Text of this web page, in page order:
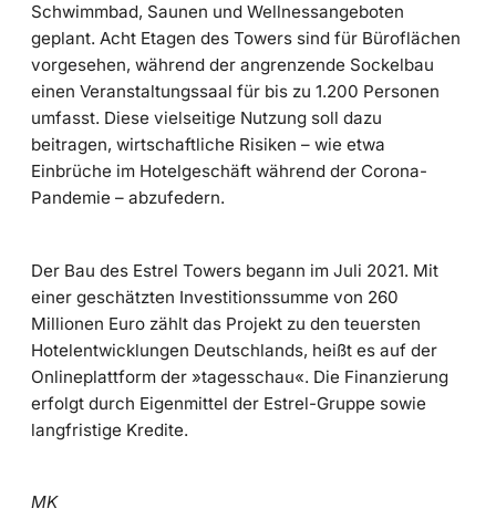
Schwimmbad, Saunen und Wellnessangeboten
geplant. Acht Etagen des Towers sind für Büroflächen
vorgesehen, während der angrenzende Sockelbau
einen Veranstaltungssaal für bis zu 1.200 Personen
umfasst. Diese vielseitige Nutzung soll dazu
beitragen, wirtschaftliche Risiken – wie etwa
Einbrüche im Hotelgeschäft während der Corona-
Pandemie – abzufedern.
Der Bau des Estrel Towers begann im Juli 2021. Mit
einer geschätzten Investitionssumme von 260
Millionen Euro zählt das Projekt zu den teuersten
Hotelentwicklungen Deutschlands, heißt es auf der
Onlineplattform der »tagesschau«. Die Finanzierung
erfolgt durch Eigenmittel der Estrel-Gruppe sowie
langfristige Kredite.
MK